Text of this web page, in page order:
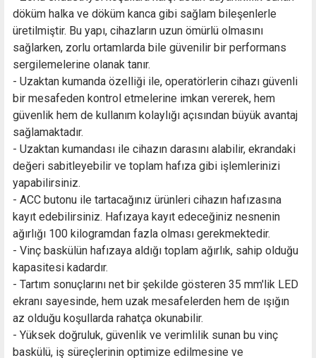
döküm halka ve döküm kanca gibi sağlam bileşenlerle
üretilmiştir. Bu yapı, cihazların uzun ömürlü olmasını
sağlarken, zorlu ortamlarda bile güvenilir bir performans
sergilemelerine olanak tanır.
- Uzaktan kumanda özelliği ile, operatörlerin cihazı güvenli
bir mesafeden kontrol etmelerine imkan vererek, hem
güvenlik hem de kullanım kolaylığı açısından büyük avantaj
sağlamaktadır.
- Uzaktan kumandası ile cihazın darasını alabilir, ekrandaki
değeri sabitleyebilir ve toplam hafıza gibi işlemlerinizi
yapabilirsiniz.
- ACC butonu ile tartacağınız ürünleri cihazın hafızasına
kayıt edebilirsiniz. Hafızaya kayıt edeceğiniz nesnenin
ağırlığı 100 kilogramdan fazla olması gerekmektedir.
- Vinç baskülün hafızaya aldığı toplam ağırlık, sahip olduğu
kapasitesi kadardır.
- Tartım sonuçlarını net bir şekilde gösteren 35 mm'lik LED
ekranı sayesinde, hem uzak mesafelerden hem de ışığın
az olduğu koşullarda rahatça okunabilir.
- Yüksek doğruluk, güvenlik ve verimlilik sunan bu vinç
baskülü, iş süreçlerinin optimize edilmesine ve